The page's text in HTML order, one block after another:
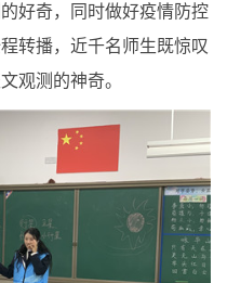
好奇，同时做好疫情防控
转播，近千名师生既惊叹
观测的神奇。